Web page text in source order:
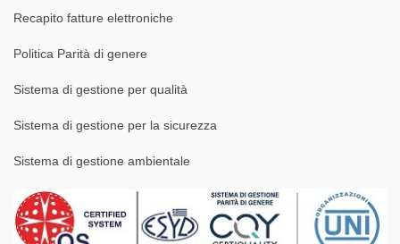
Recapito fatture elettroniche
Politica Parità di genere
Sistema di gestione per qualità
Sistema di gestione per la sicurezza
Sistema di gestione ambientale